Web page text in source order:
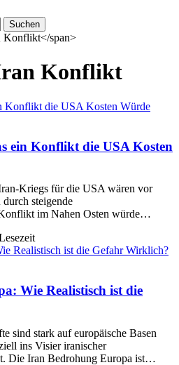
Suchen
Konflikt</span>
Konflikt
ein Konflikt die USA Kosten
Kriegs für die USA wären vor
steigende
im Nahen Osten würde…
Wie Realistisch ist die
sind stark auf europäische Basen
ins Visier iranischer
Die Iran Bedrohung Europa ist…